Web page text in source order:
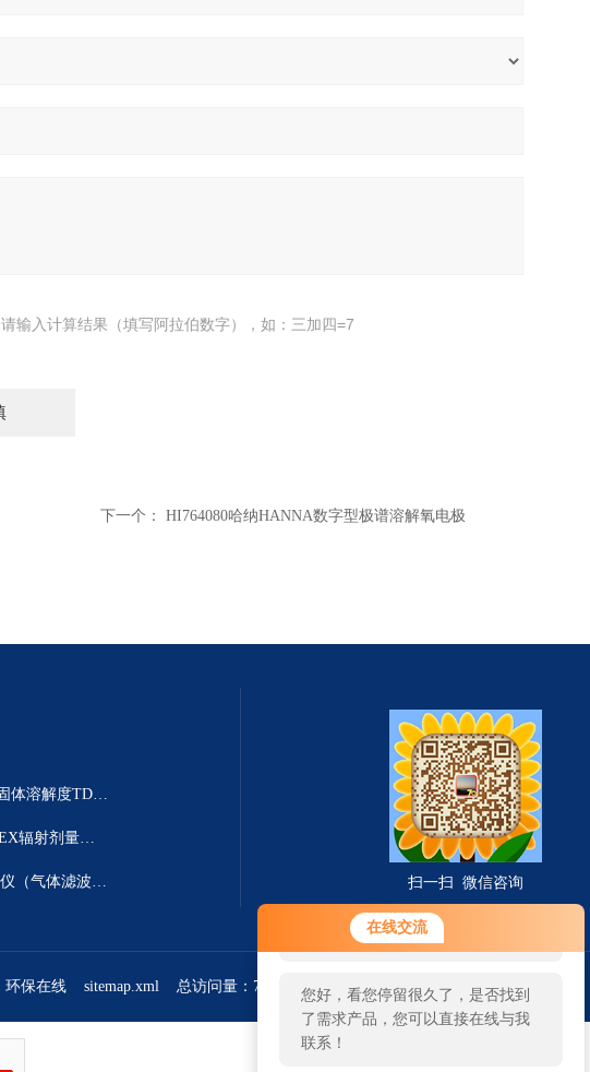
在线交流
您好！欢迎前来咨询，很高兴为您
服务，请问您要咨询什么问题呢？
您好，看您停留很久了，是否找到
了需求产品，您可以直接在线与我
联系！
请输入计算结果（填写阿拉伯数字），如：三加四=7
下一个： HI764080哈纳HANNA数字型极谱溶解氧电极
HI98301/HI98302笔式总固体溶解度TDS测定仪
AT1123白俄罗斯ATOMTEX辐射剂量测量仪
TH-2004型一氧化碳分析仪（气体滤波相关红外吸收法） 扫一扫 微信咨询
环保在线 sitemap.xml 总访问量：766270 管理登陆